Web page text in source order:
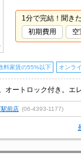
1分で完結！聞き
初期費用
空
料家賃の55%以下 オンラ
駅前店 (06-4393-1177)